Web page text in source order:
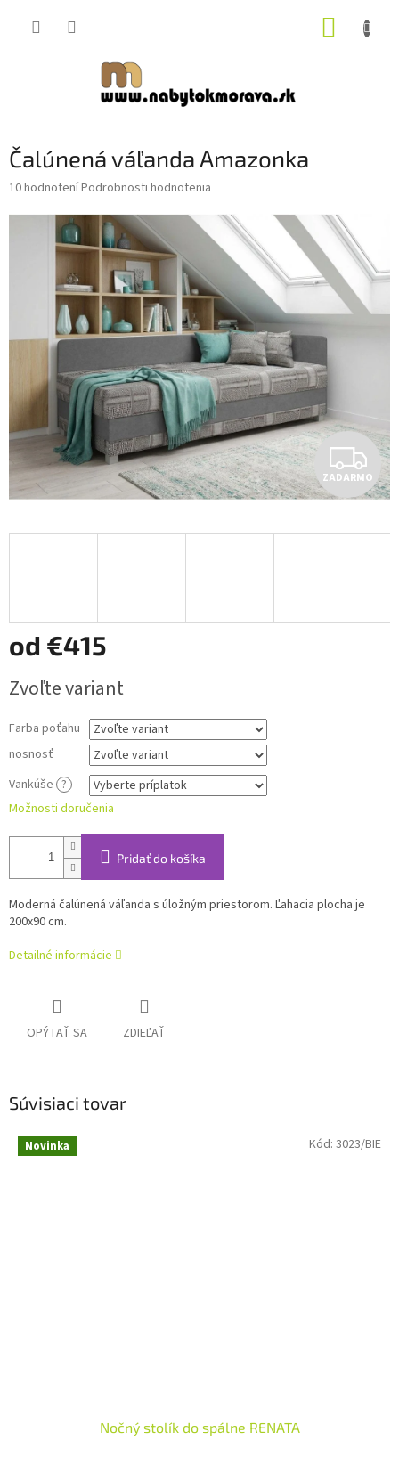
Čalúnená váľanda Amazonka
Priemerné
hviezdičiek.
10 hodnoteníPodrobnosti hodnotenia
Z
A
D
ZADARMO
od €415
cena:
Zvoľte variant
Farba poťahu
nosnosť
Vankúše ?
Možnosti doručenia
Pridať do košíka
Moderná čalúnená váľanda s úložným priestorom. Ľahacia plocha je
200x90 cm.
Detailné informácie
OPÝTAŤ SA ZDIEĽAŤ
Súvisiaci tovar
Novinka
Nočný stolík do spálne RENATA
Kód: 3023/BIE